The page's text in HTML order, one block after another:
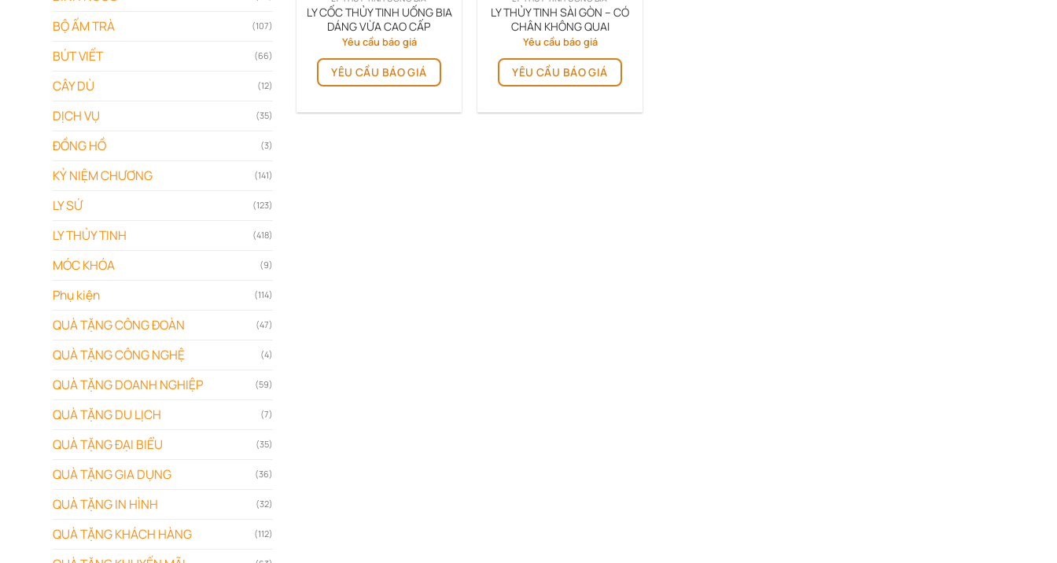
BỘ ẤM TRÀ (107)
BÚT VIẾT (66)
CÂY DÙ (12)
DỊCH VỤ (35)
ĐỒNG HỒ (3)
KỶ NIỆM CHƯƠNG (141)
LY SỨ (123)
LY THỦY TINH (418)
MÓC KHÓA (9)
Phụ kiện (114)
QUÀ TẶNG CÔNG ĐOÀN (47)
QUÀ TẶNG CÔNG NGHỆ (4)
QUÀ TẶNG DOANH NGHIỆP (59)
QUÀ TẶNG DU LỊCH (7)
QUÀ TẶNG ĐẠI BIỂU (35)
QUÀ TẶNG GIA DỤNG (36)
QUÀ TẶNG IN HÌNH (32)
QUÀ TẶNG KHÁCH HÀNG (112)
LY CỐC THỦY TINH UỐNG BIA
DÁNG VỪA CAO CẤP
Yêu cầu báo giá
YÊU CẦU BÁO GIÁ
LY THỦY TINH SÀI GÒN – CÓ
CHÂN KHÔNG QUAI
Yêu cầu báo giá
YÊU CẦU BÁO GIÁ